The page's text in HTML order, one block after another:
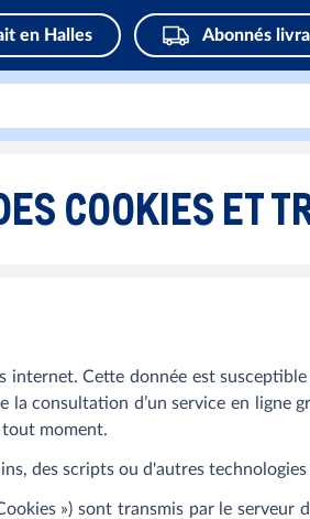
en Halles Abonnés
COOKIES ET
internet. Cette donnée est
consultation d’un service en ligne
tout moment.
des scripts ou d'autres
») sont transmis par le serveur